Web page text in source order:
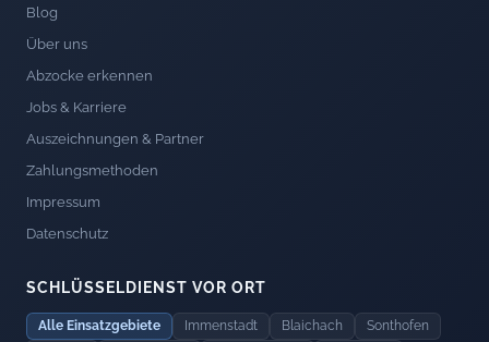
Blog
Über uns
Abzocke erkennen
Jobs & Karriere
Auszeichnungen & Partner
Zahlungsmethoden
Impressum
Datenschutz
SCHLÜSSELDIENST VOR ORT
Alle Einsatzgebiete Immenstadt Blaichach
Sonthofen